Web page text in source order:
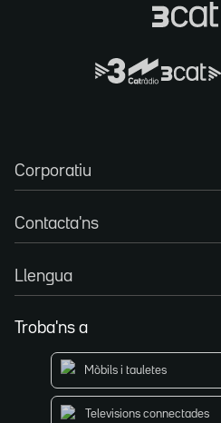
Corporatiu
Contacta'ns
Llengua
Troba'ns a
Mòbils i tauletes
Televisions connectades